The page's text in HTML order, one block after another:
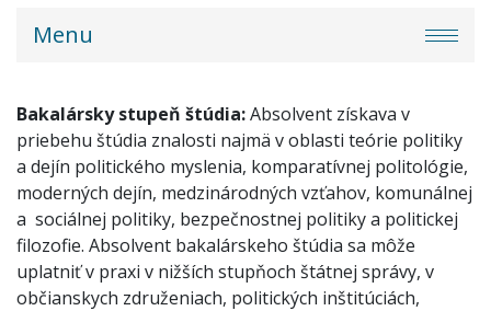
truni-
Menu
Bakalársky stupeň štúdia:Absolvent získava v
priebehu štúdia znalosti najmä v oblasti teórie politiky
a dejín politického myslenia, komparatívnej politológie,
moderných dejín, medzinárodných vzťahov, komunálnej
a sociálnej politiky, bezpečnostnej politiky a politickej
filozofie. Absolvent bakalárskeho štúdia sa môže
uplatniť v praxi v nižších stupňoch štátnej správy, v
občianskych združeniach, politických inštitúciách,